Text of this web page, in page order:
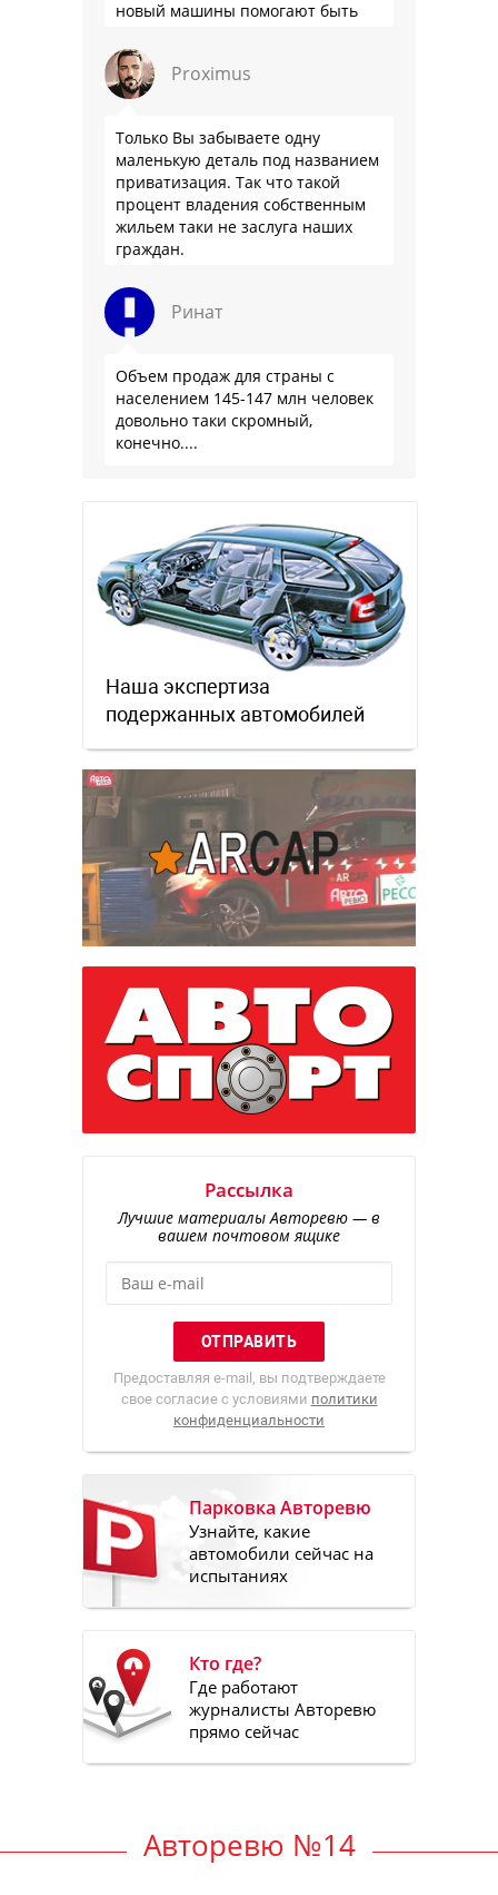
новый машины помогают быть
Proximus
Только Вы забываете одну
маленькую деталь под названием
приватизация. Так что такой
процент владения собственным
жильем таки не заслуга наших
граждан.
Ринат
Объем продаж для страны с
населением 145-147 млн человек
довольно таки скромный,
конечно....
Наша экспертиза
подержанных автомобилей
Рассылка
Лучшие материалы Авторевю — в
вашем почтовом ящике
Предоставляя e-mail, вы подтверждаете
свое согласие с условиями политики
конфиденциальности
Парковка Авторевю
Узнайте, какие
автомобили сейчас на
испытаниях
Кто где?
Где работают
журналисты Авторевю
прямо сейчас
Авторевю №14